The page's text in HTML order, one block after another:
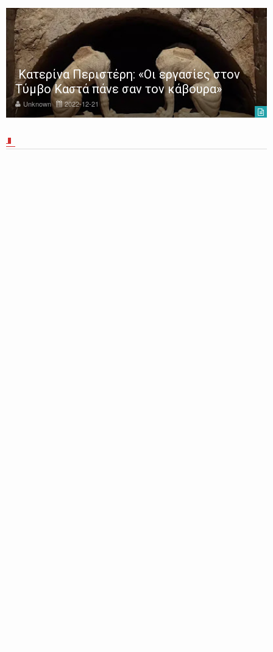
Κατερίνα Περιστέρη: «Οι εργασίες στον
Τύμβο Καστά πάνε σαν τον κάβουρα»
Unknown 2022-12-21